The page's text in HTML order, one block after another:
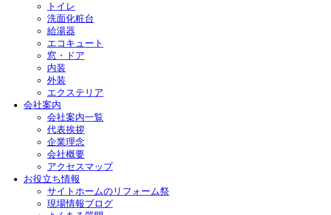
トイレ
洗面化粧台
給湯器
エコキュート
窓・ドア
内装
外装
エクステリア
会社案内
会社案内一覧
代表挨拶
企業理念
会社概要
アクセスマップ
お役立ち情報
サイトホームのリフォーム祭
現場情報ブログ